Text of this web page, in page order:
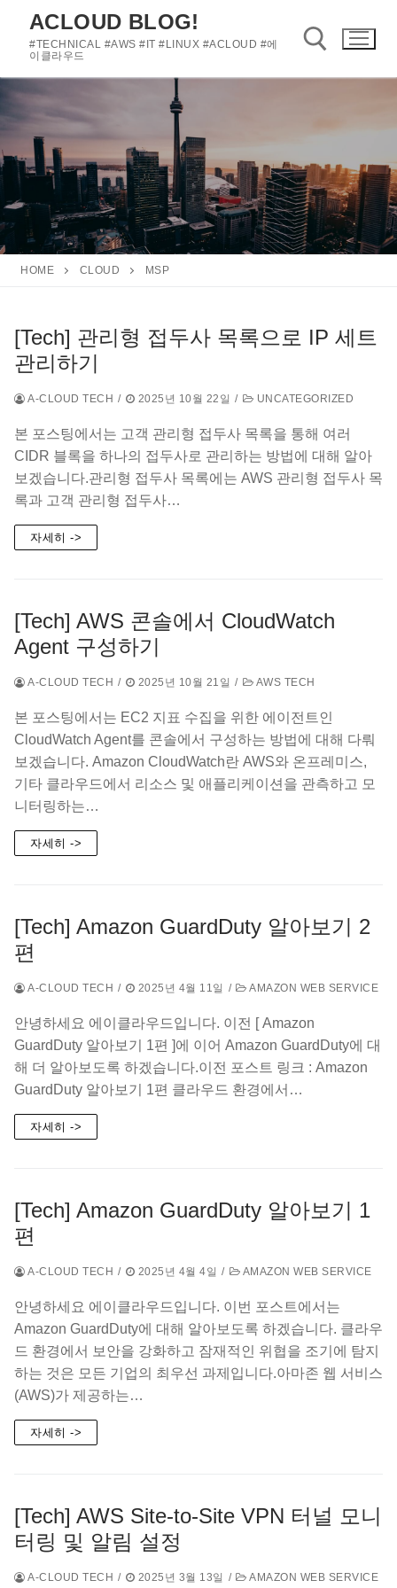
로
로
기
ACLOUD BLOG!
#TECHNICAL #AWS #IT #LINUX #ACLOUD #에
이클라우드
HOME CLOUD MSP
[Tech] 관리형 접두사 목록으로 IP 세트
관리하기
A-CLOUD TECH / 2025년 10월 22일 / UNCATEGORIZED
본 포스팅에서는 고객 관리형 접두사 목록을 통해 여러
CIDR 블록을 하나의 접두사로 관리하는 방법에 대해 알아
보겠습니다.관리형 접두사 목록에는 AWS 관리형 접두사 목
록과 고객 관리형 접두사…
자세히 ->
[Tech] AWS 콘솔에서 CloudWatch
Agent 구성하기
A-CLOUD TECH / 2025년 10월 21일 / AWS TECH
본 포스팅에서는 EC2 지표 수집을 위한 에이전트인
CloudWatch Agent를 콘솔에서 구성하는 방법에 대해 다뤄
보겠습니다. Amazon CloudWatch란 AWS와 온프레미스,
기타 클라우드에서 리소스 및 애플리케이션을 관측하고 모
니터링하는…
자세히 ->
[Tech] Amazon GuardDuty 알아보기 2
편
A-CLOUD TECH / 2025년 4월 11일 / AMAZON WEB SERVICE
안녕하세요 에이클라우드입니다. 이전 [ Amazon
GuardDuty 알아보기 1편 ]에 이어 Amazon GuardDuty에 대
해 더 알아보도록 하겠습니다.이전 포스트 링크 : Amazon
GuardDuty 알아보기 1편 클라우드 환경에서…
자세히 ->
[Tech] Amazon GuardDuty 알아보기 1
편
A-CLOUD TECH / 2025년 4월 4일 / AMAZON WEB SERVICE
안녕하세요 에이클라우드입니다. 이번 포스트에서는
Amazon GuardDuty에 대해 알아보도록 하겠습니다. 클라우
드 환경에서 보안을 강화하고 잠재적인 위협을 조기에 탐지
하는 것은 모든 기업의 최우선 과제입니다.아마존 웹 서비스
(AWS)가 제공하는…
자세히 ->
[Tech] AWS Site-to-Site VPN 터널 모니
터링 및 알림 설정
A-CLOUD TECH / 2025년 3월 13일 / AMAZON WEB SERVICE